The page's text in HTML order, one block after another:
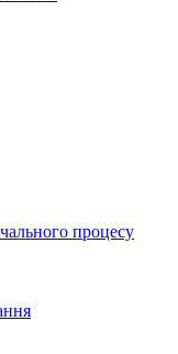
процесу